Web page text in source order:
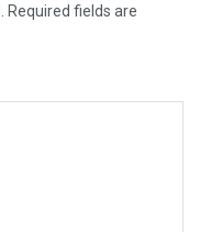
Required fields are